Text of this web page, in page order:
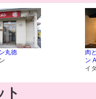
丸徳
肉
ン
イ
ト